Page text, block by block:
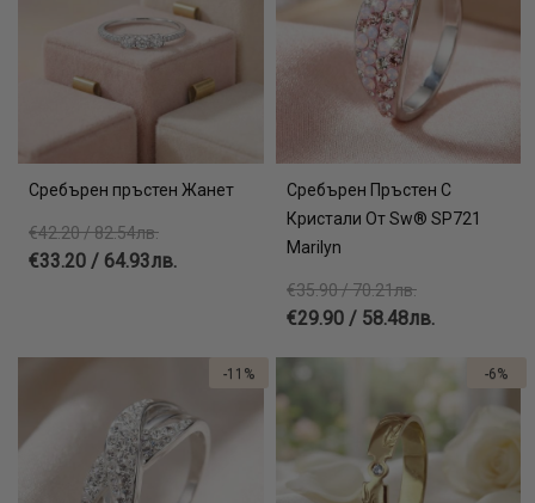
Сребърен пръстен Жанет
€42.20 / 82.54лв.
€33.20 / 64.93лв.
Сребърен Пръстен С
Кристали От Sw® SP721
Marilyn
€35.90 / 70.21лв.
€29.90 / 58.48лв.
-11% -6%